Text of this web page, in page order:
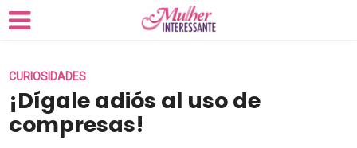
CURIOSIDADES
¡Dígale adiós al uso de
compresas!